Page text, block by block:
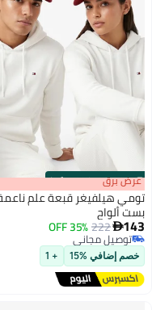
00m:00s
·
100% Left عرض برق
تومي هيلفيغر قبعة علم
بست ألواح
143
222
35% OFF
توصيل مجاني
توصيل مجاني
خصم إضافي %15 + 1